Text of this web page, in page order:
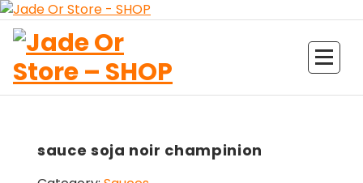
Aller
au
contenu
sauce soja noir champinion